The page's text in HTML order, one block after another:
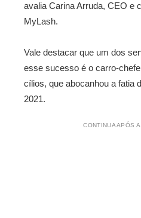
avalia Carina Arruda, CEO e
MyLash.
Vale destacar que um dos
esse sucesso é o carro-
cílios, que abocanhou a fatia
2021.
CONTINUA APÓS